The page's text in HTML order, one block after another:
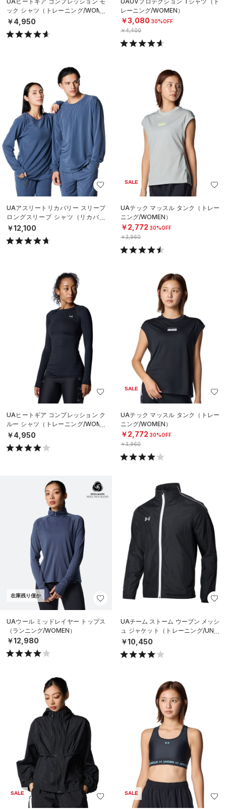
ック シャツ（トレーニング/WOME
N）
￥4,950
レーニング/WOMEN）
￥3,080 30%OFF
￥4,400
UAアスリートリカバリー スリープ
ロングスリーブ シャツ（リカバリ
ー/UNISEX）
￥12,100
SALE
UAテック マッスル タンク（トレー
ニング/WOMEN）
￥2,772 30%OFF
￥3,960
UAヒートギア コンプレッション ク
ルー シャツ（トレーニング/WOME
N）
￥4,950
SALE
UAテック マッスル タンク（トレー
ニング/WOMEN）
￥2,772 30%OFF
￥3,960
在庫残り僅か
UAウール ミッドレイヤー トップス
（ランニング/WOMEN）
￥12,980
UAチーム ストーム ウーブン メッシ
ュ ジャケット（トレーニング/UNIS
EX）
￥10,450
SALE SALE